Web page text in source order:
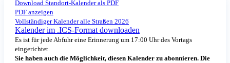
Download Standort-Kalender als PDF
PDF anzeigen
Vollständiger Kalender alle Straßen 2026
Kalender im .ICS-Format downloaden
Es ist für jede Abfuhr eine Erinnerung um 17:00 Uhr des Vortags
eingerichtet.
Sie haben auch die Möglichkeit, diesen Kalender zu abonnieren. Die